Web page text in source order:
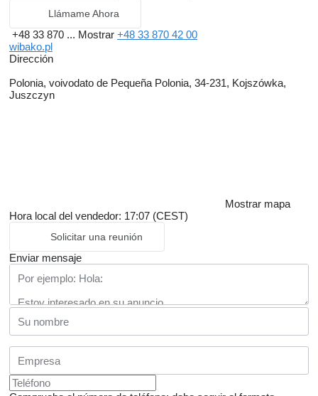
Llámame Ahora
+48 33 870 ... Mostrar +48 33 870 42 00
wibako.pl
Dirección
Polonia, voivodato de Pequeña Polonia, 34-231, Kojszówka,
Juszczyn
Mostrar mapa
Hora local del vendedor: 17:07 (CEST)
Solicitar una reunión
Enviar mensaje